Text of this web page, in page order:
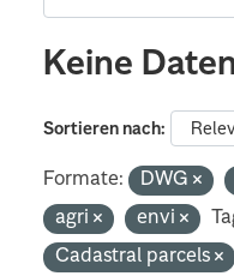
Keine
Sortieren nach
Formate: DWG
agri
envi
Cadastral parcels